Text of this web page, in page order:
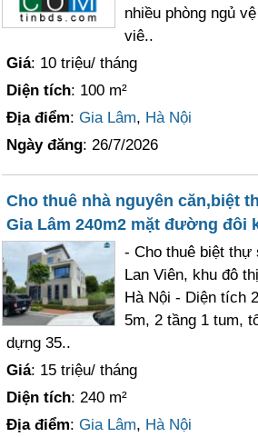
nhiều phòng ngủ
viê..
Giá: 10 triệu/ tháng
Diện tích: 100 m²
Địa điểm:Gia Lâm, Hà Nội
Ngày đăng: 26/7/2026
Cho thuê nhà nguyên căn,biệt
Gia Lâm 240m2 mặt đường đôi
- Cho thuê biệt thự
Lan Viên, khu đô
Hà Nội - Diện tích
5m, 2 tầng 1 tum,
dựng 35..
Giá: 15 triệu/ tháng
Diện tích: 240 m²
Địa điểm:Gia Lâm, Hà Nội